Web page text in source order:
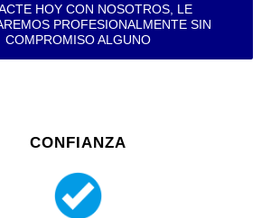
HOY CON NOSOTROS, LE
PROFESIONALMENTE SIN
COMPROMISO ALGUNO
CONFIANZA